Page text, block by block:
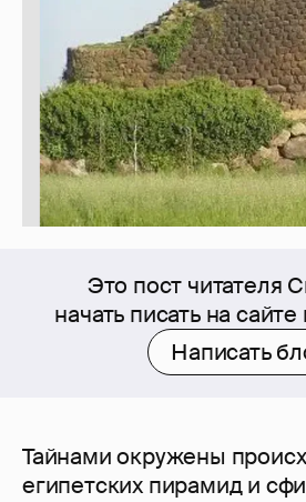
Это пост читателя
начать писать на
Написать
Тайнами окружены
египетских пирамид и